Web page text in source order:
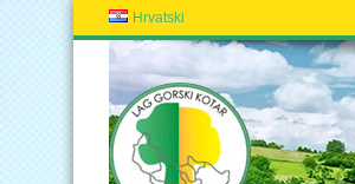
Hrvatski